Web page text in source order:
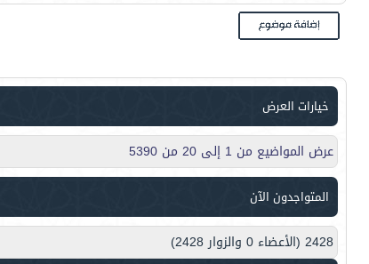
خيارات العرض
عرض المواضيع من 1 إلى 20 من 5390
المتواجدون الآن
2428 (الأعضاء 0 والزوار 2428)